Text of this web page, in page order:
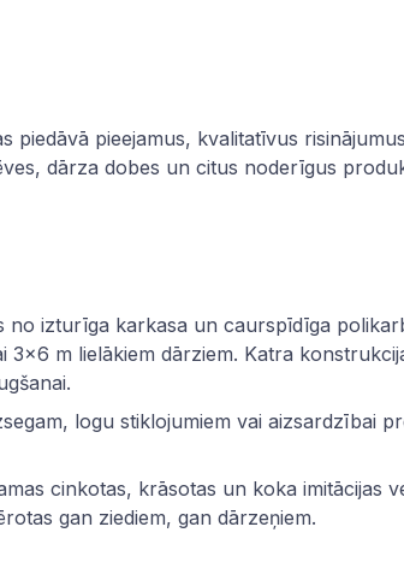
pieejamus, kvalitatīvus
dārza dobes un citus noderīgus
no izturīga karkasa un caurspīdīga
3×6 m lielākiem dārziem. Katra
logu stiklojumiem vai aizsardzībai
cinkotas, krāsotas un koka imitācijas
gan ziediem, gan dārzeņiem.